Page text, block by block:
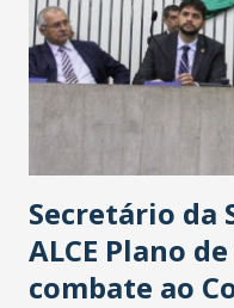
Secretário da
ALCE Plano
combate ao